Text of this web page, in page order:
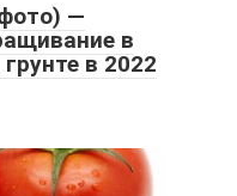
—
в
в 2022